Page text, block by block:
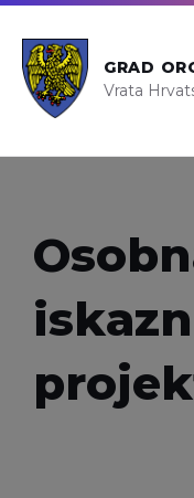
GRAD
Vrata